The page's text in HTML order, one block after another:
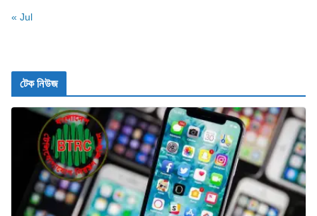
« Jul
টেক নিউজ